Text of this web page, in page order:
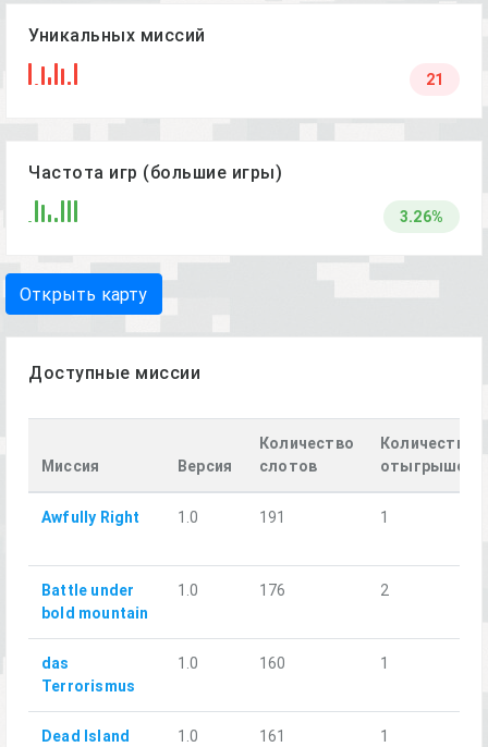
Уникальных миссий
21
Частота игр (большие игры)
3.26%
Открыть карту
Доступные миссии
Миссия Версия
Количество
слотов
Количество
отыгрышей
Awfully Right 1.0 191 1
Battle under
bold mountain
1.0 176 2
das
Terrorismus
1.0 160 1
Dead Island 1.0 161 1